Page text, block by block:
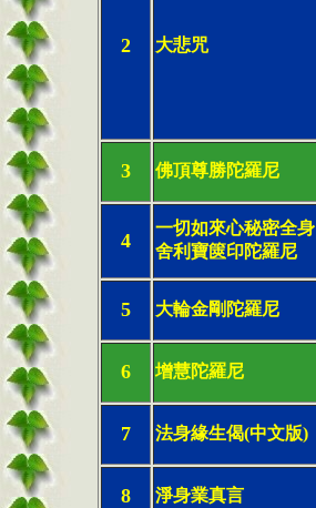
2 大悲咒
3 佛頂尊勝陀羅尼
4
一切如來心秘密全身
舍利寶篋印陀羅尼
5 大輪金剛陀羅尼
6 增慧陀羅尼
7 法身緣生偈(中文版)
8 淨身業真言